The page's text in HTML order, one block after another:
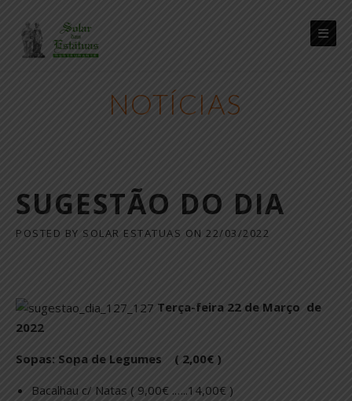
content
NOTÍCIAS
SUGESTÃO DO DIA
POSTED BY SOLAR ESTATUAS ON 22/03/2022
Terça-feira 22 de Março de
2022
Sopas: Sopa de Legumes ( 2,00€ )
Bacalhau c/ Natas ( 9,00€ .…..14,00€ )